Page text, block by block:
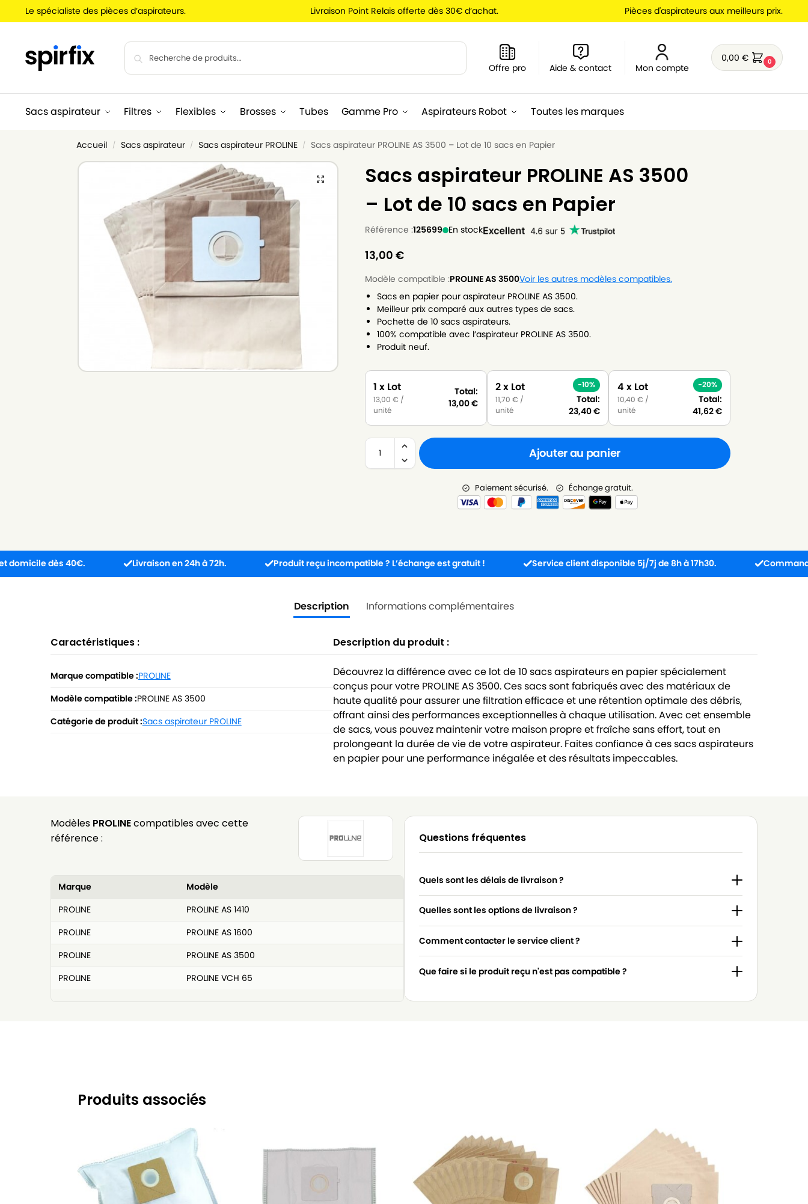
Le spécialiste des pièces d’aspirateurs. Livraison Point Relais offerte dès 30€ d’achat. Pièces d'aspirateurs aux meilleurs prix.
Offre pro Aide & contact Mon compte
0,00€ 0
Sacs aspirateur Filtres Flexibles Brosses Tubes Gamme Pro Aspirateurs Robot Toutes les marques
Accueil / Sacs aspirateur / Sacs aspirateur PROLINE / Sacs aspirateur PROLINE AS 3500 – Lot de 10 sacs en Papier
Sacs aspirateur PROLINE AS 3500
– Lot de 10 sacs en Papier
Référence :125699 En stock
13,00 €
Modèle compatible :PROLINE AS 3500Voir les autres modèles compatibles.
Sacs en papier pour aspirateur PROLINE AS 3500.
Meilleur prix comparé aux autres types de sacs.
Pochette de 10 sacs aspirateurs.
100% compatible avec l’aspirateur PROLINE AS 3500.
Produit neuf.
1 x Lot
13,00€ /
unité
Total:
13,00€
2 x Lot
11,70€ /
unité
-10%
Total:
23,40€
4 x Lot
10,40 € /
unité
-20%
Total:
41,62€
Ajouter au panier
Paiement sécurisé. Échange gratuit.
dès 40€. Livraison en 24h à 72h. Produit reçu incompatible ? L’échange est gratuit ! Service client disponible 5j/7j de 8h à 17h30. Commandez
Description Informations complémentaires
Caractéristiques :
Marque compatible :PROLINE
Modèle compatible :PROLINE AS 3500
Catégorie de produit :Sacs aspirateur PROLINE
Description du produit :
Découvrez la différence avec ce lot de 10 sacs aspirateurs en papier spécialement
conçus pour votre PROLINE AS 3500. Ces sacs sont fabriqués avec des matériaux de
haute qualité pour assurer une filtration efficace et une rétention optimale des débris,
offrant ainsi des performances exceptionnelles à chaque utilisation. Avec cet ensemble
de sacs, vous pouvez maintenir votre maison propre et fraîche sans effort, tout en
prolongeant la durée de vie de votre aspirateur. Faites confiance à ces sacs aspirateurs
en papier pour une performance inégalée et des résultats impeccables.
Modèles PROLINEcompatibles avec cette
référence :
Marque
Modèle
PROLINE
PROLINE AS 1410
PROLINE
PROLINE AS 1600
PROLINE
PROLINE AS 3500
PROLINE
PROLINE VCH 65
Questions fréquentes
Quels sont les délais de livraison ?
Quelles sont les options de livraison ?
Comment contacter le service client ?
Que faire si le produit reçu n'est pas compatible ?
Produits associés